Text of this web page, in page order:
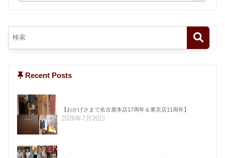
Recent Posts
【おかげさまで名古屋本店17周年＆東京店11周年】
2026年7月20日